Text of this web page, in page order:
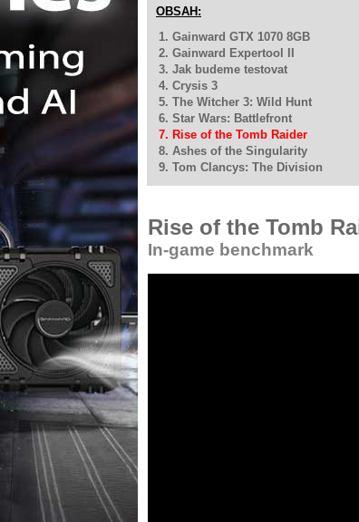
OBSAH:
1. Gainward GTX 1070 8GB
2. Gainward Expertool II
3. Jak budeme testovat
4. Crysis 3
5. The Witcher 3: Wild Hunt
6. Star Wars: Battlefront
7. Rise of the Tomb Raider
8. Ashes of the Singularity
9. Tom Clancys: The Division
Rise of the Tomb
In-game benchmark